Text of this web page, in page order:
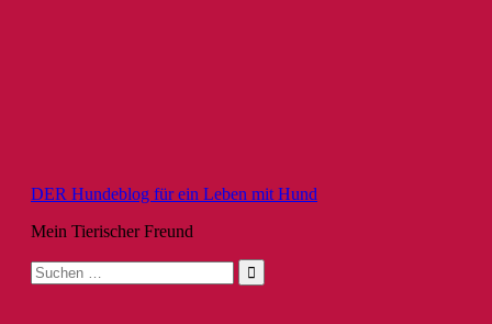
DER Hundeblog für ein Leben mit Hund
Mein Tierischer Freund
Suche
nach: